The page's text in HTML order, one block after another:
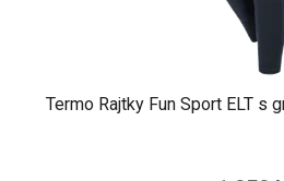
Termo Rajtky Fun Sport ELT s